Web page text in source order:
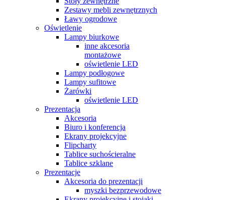
Zestawy mebli zewnętrznych
Ławy ogrodowe
Oświetlenie
Lampy biurkowe
inne akcesoria
montażowe
oświetlenie LED
Lampy podłogowe
Lampy sufitowe
Żarówki
oświetlenie LED
Prezentacja
Akcesoria
Biuro i konferencja
Ekrany projekcyjne
Flipcharty
Tablice suchościeralne
Tablice szklane
Prezentacje
Akcesoria do prezentacji
myszki bezprzewodowe